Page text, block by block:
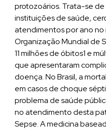
protozoários. Trata-se
instituições de saúde,
atendimentos por ano
Organização Mundial de
11 milhões de óbitos1 e
que apresentaram
doença. No Brasil, a
em casos de choque
problema de saúde
no atendimento desta
Sepse. A medicina